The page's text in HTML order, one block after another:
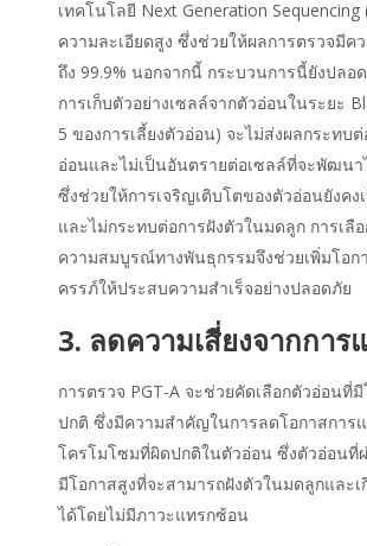
เทคโนโลยี Next Generation Sequencing
ความละเอียดสูง ซึ่งช่วยให้ผลการตรวจมีค
ถึง 99.9% นอกจากนี้ กระบวนการนี้ยังปลอ
การเก็บตัวอย่างเซลล์จากตัวอ่อนในระยะ
5 ของการเลี้ยงตัวอ่อน) จะไม่ส่งผลกระทบ
อ่อนและไม่เป็นอันตรายต่อเซลล์ที่จะพัฒนา
ซึ่งช่วยให้การเจริญเติบโตของตัวอ่อนยังคง
และไม่กระทบต่อการฝังตัวในมดลูก การเลื
ความสมบูรณ์ทางพันธุกรรมจึงช่วยเพิ่มโอก
ครรภ์ให้ประสบความสำเร็จอย่างปลอดภัย
3. ลดความเสี่ยงจากการ
การตรวจ PGT-A จะช่วยคัดเลือกตัวอ่อนที่
ปกติ ซึ่งมีความสำคัญในการลดโอกาสการ
โครโมโซมที่ผิดปกติในตัวอ่อน ซึ่งตัวอ่อนที่ผ่
มีโอกาสสูงที่จะสามารถฝังตัวในมดลูกและ
ได้โดยไม่มีภาวะแทรกซ้อน